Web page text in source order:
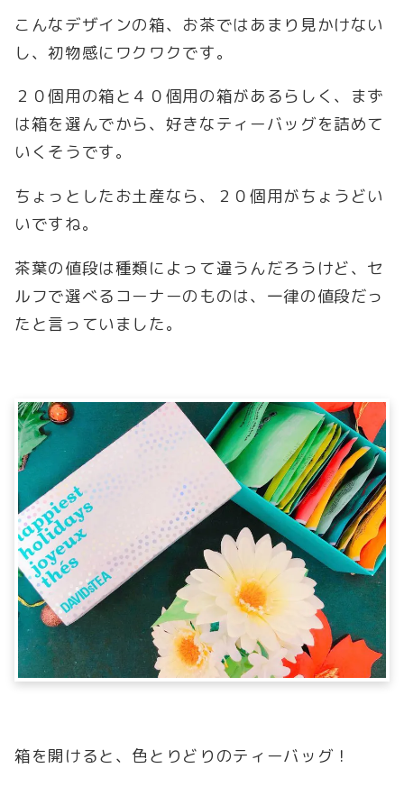
こんなデザインの箱、お茶ではあまり見かけない
し、初物感にワクワクです。
２０個用の箱と４０個用の箱があるらしく、まず
は箱を選んでから、好きなティーバッグを詰めて
いくそうです。
ちょっとしたお土産なら、２０個用がちょうどい
いですね。
茶葉の値段は種類によって違うんだろうけど、セ
ルフで選べるコーナーのものは、一律の値段だっ
たと言っていました。
箱を開けると、色とりどりのティーバッグ！